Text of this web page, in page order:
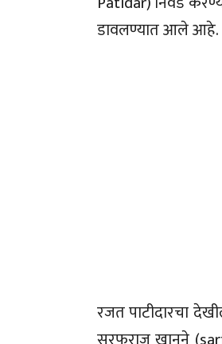
डावलण्यात आले आहे.
रजत पाटीदारचा